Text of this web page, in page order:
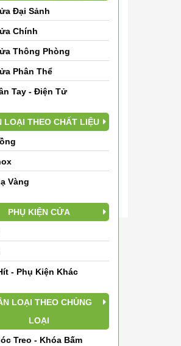
viên Thế Giới Khóa Cửa mong
những sản phẩm chất lượng, mẫu
giá cả phải chăng và những
nhất đến Quý khách hàng. Mọi
cần hỗ trợ, vui lòng liên hệ:
(Mr. Tuấn)
hiện (0)
Đại Sảnh
Chính
Thông Phòng
Phân Thể
Tay - Điện Tử
LOẠI THEO CHẤT LIỆU
Vàng
PHỤ KIỆN CỬA
- Phụ Kiện Khác
LOẠI THEO CHỦNG
LOẠI
Treo - Khóa Bấm